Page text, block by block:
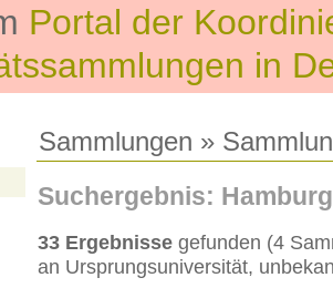
Portal der
in
Sammlungen »
Suchergebnis: Hamburg
33 Ergebnisse gefunden (4
an Ursprungsuniversität,